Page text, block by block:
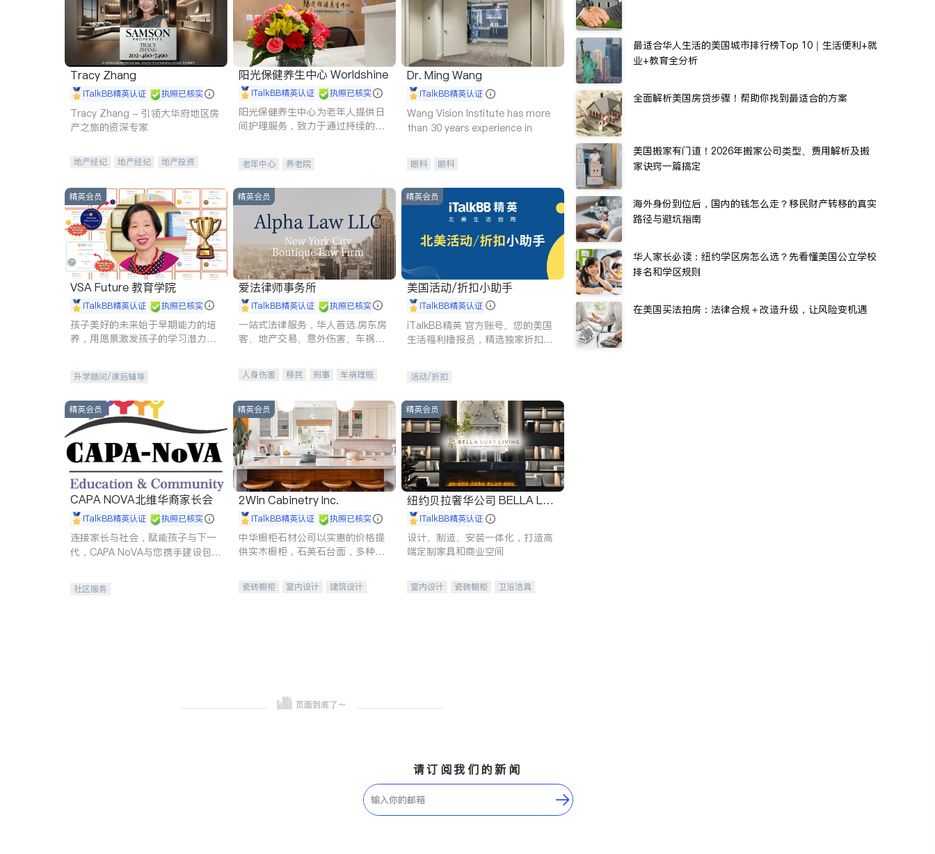
Tracy Zhang
iTalkBB精英认证 执照已核实
Tracy Zhang - 引领大华府地区房
产之旅的资深专家
地产经纪 地产经纪
地产投资
阳光保健养生中心 Worldshine
iTalkBB精英认证 执照已核实
阳光保健养生中心为老年人提供日
间护理服务，致力于通过持续的护
老年中心 养老院
Dr. Ming Wang
iTalkBB精英认证
Wang Vision Institute has more
than 30 years experience in
眼科 眼科
精英会员
VSA Future 教育学院
iTalkBB精英认证 执照已核实
孩子美好的未来始于早期能力的培
养，用愿景激发孩子的学习潜力和
升学顾问/课后辅导
精英会员
爱法律师事务所
iTalkBB精英认证 执照已核实
一站式法律服务，华人首选.房东房
客、地产交易、意外伤害、车祸重
人身伤害 移民 刑事
车祸理赔
商标注册
索赔 律师-其它 保释
精英会员
美国活动/折扣小助手
iTalkBB精英认证
iTalkBB精英 官方账号。您的美国
生活福利播报员，精选独家折扣、
活动/折扣
精英会员
CAPA NOVA北维华裔家长会
iTalkBB精英认证 执照已核实
连接家长与社会，赋能孩子与下一
代，CAPA NoVA与您携手建设包
社区服务
精英会员
2Win Cabinetry Inc.
iTalkBB精英认证 执照已核实
中华橱柜石材公司以实惠的价格提
供实木橱柜，石英石台面，多种优
机。品质厨房，家的选择。
瓷砖橱柜 室内设计
建筑设计
精英会员
纽约贝拉奢华公司 BELLA LUX
E iTalkBB精英认证
设计、制造、安装一体化，打造高
端定制家具和商业空间
室内设计 瓷砖橱柜
卫浴洁具
最适合华人生活的美国城市排行榜Top 10｜生活便利+就
业+教育全分析
全面解析美国房贷步骤！帮助你找到最适合的方案
美国搬家有门道！2026年搬家公司类型、费用解析及搬
家诀窍一篇搞定
海外身份到位后，国内的钱怎么走？移民财产转移的真实
路径与避坑指南
华人家长必读：纽约学区房怎么选？先看懂美国公立学校
排名和学区规则
在美国买法拍房：法律合规＋改造升级，让风险变机遇
请订阅我们的新闻